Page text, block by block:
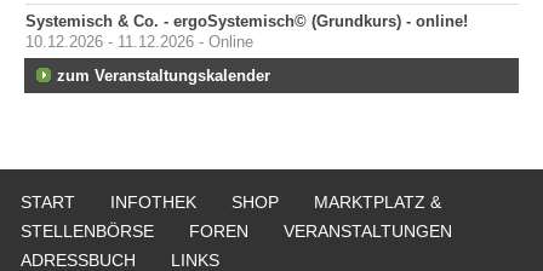
Systemisch & Co. - ergoSystemisch© (Grundkurs) - online!
10.12.2026 - 11.12.2026 - Online
zum Veranstaltungskalender
START INFOTHEK SHOP
MARKTPLATZ &
STELLENBÖRSE
FOREN
VERANSTALTUNGEN
ADRESSBUCH
LINKS